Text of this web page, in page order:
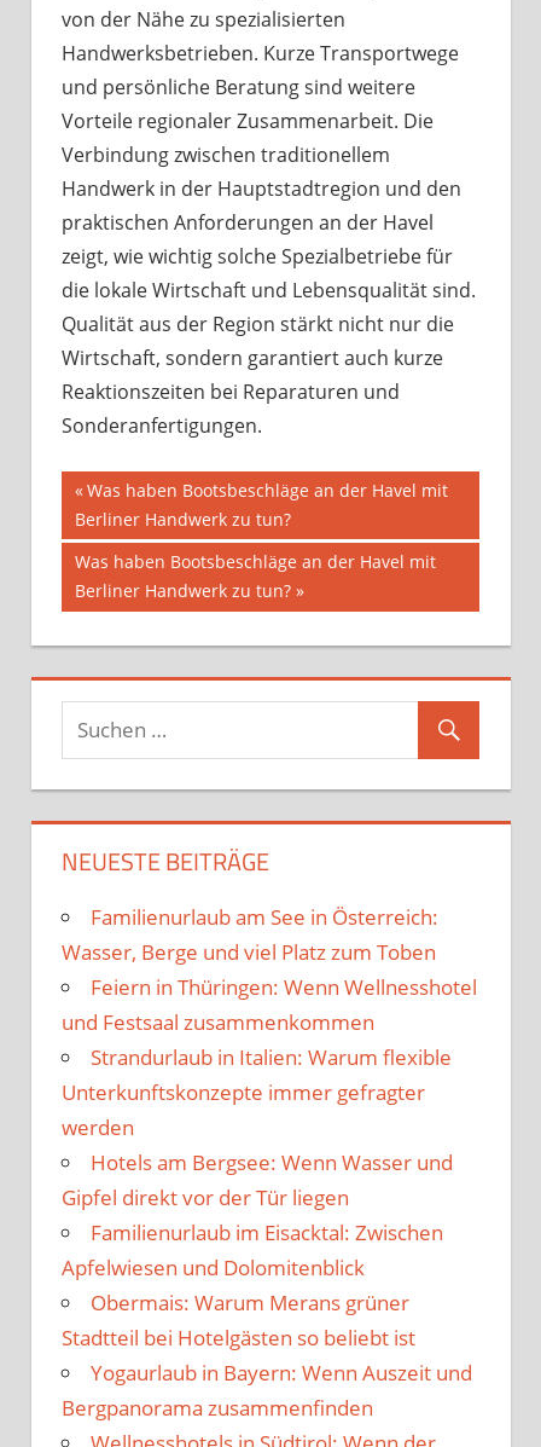
von der Nähe zu spezialisierten
Handwerksbetrieben. Kurze Transportwege
und persönliche Beratung sind weitere
Vorteile regionaler Zusammenarbeit. Die
Verbindung zwischen traditionellem
Handwerk in der Hauptstadtregion und den
praktischen Anforderungen an der Havel
zeigt, wie wichtig solche Spezialbetriebe für
die lokale Wirtschaft und Lebensqualität sind.
Qualität aus der Region stärkt nicht nur die
Wirtschaft, sondern garantiert auch kurze
Reaktionszeiten bei Reparaturen und
Sonderanfertigungen.
Beitragsnavigation
Vorheriger
Beitrag:
Was haben Bootsbeschläge an der Havel mit
Berliner Handwerk zu tun?
Nächster
Beitrag:
Was haben Bootsbeschläge an der Havel mit
Berliner Handwerk zu tun?
NEUESTE BEITRÄGE
Familienurlaub am See in Österreich:
Wasser, Berge und viel Platz zum Toben
Feiern in Thüringen: Wenn Wellnesshotel
und Festsaal zusammenkommen
Strandurlaub in Italien: Warum flexible
Unterkunftskonzepte immer gefragter
werden
Hotels am Bergsee: Wenn Wasser und
Gipfel direkt vor der Tür liegen
Familienurlaub im Eisacktal: Zwischen
Apfelwiesen und Dolomitenblick
Obermais: Warum Merans grüner
Stadtteil bei Hotelgästen so beliebt ist
Yogaurlaub in Bayern: Wenn Auszeit und
Bergpanorama zusammenfinden